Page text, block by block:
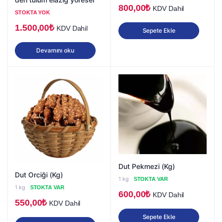
STOKTA YOK
1.500,00₺ KDV Dahil
Devamını oku
800,00₺ KDV Dahil
Sepete Ekle
Dut Orciği (Kg)
1 kg STOKTA VAR
550,00₺ KDV Dahil
Dut Pekmezi (Kg)
1 kg STOKTA VAR
600,00₺ KDV Dahil
Sepete Ekle